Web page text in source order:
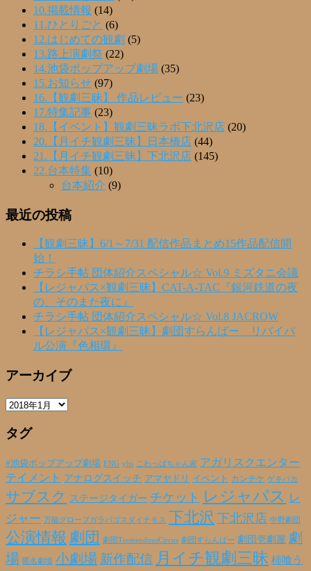
10.掲載情報 (14)
11.ひとりごと (6)
12.はじめての観劇 (5)
13.路上演劇祭 (22)
14.池袋ポップアップ劇場 (35)
15.お知らせ (97)
16.【観劇三昧】 作品レビュー (23)
17.特集記事 (23)
18.【イベント】観劇三昧ラボ下北沢店 (20)
20.【月イチ観劇三昧】日本橋店 (44)
21.【月イチ観劇三昧】下北沢店 (145)
22.台本特集 (10)
台本紹介 (9)
最近の投稿
【観劇三昧】6/1～7/31 配信作品まとめ15作品配信開
始！
チラシ手帖 団体紹介スペシャル☆ Vol.9 ミズタニ会議
【レジャパス×観劇三昧】CAT-A-TAC『銀河鉄道の夜
の、そのまた夜に』
チラシ手帖 団体紹介スペシャル☆ Vol.8 JACROW
【レジャパス×観劇三昧】劇団すらんばー リバイバ
ル公演『色相環』
アーカイブ
ア
カ
ブ
タグ
#池袋ポップアップ劇場 ENG yhs こわっぱちゃん家 アガリスクエンター
テイメント アナログスイッチ アマヤドリ イベント カンチケ ゲキバカ
サブスク ステージタイガー チケット レジャパス レ
ジャー 万能グローブガラパゴスダイナモス 下北沢 下北沢店 中野劇団
公演情報 劇団 劇団TremendousCircus 劇団すらんばー 劇団壱劇屋 劇
場 匿名劇壇 小劇場 新作配信 月イチ観劇三昧 柿喰う